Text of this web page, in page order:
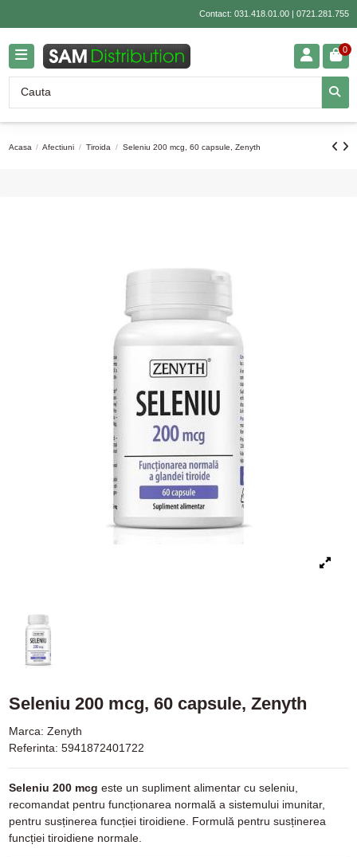
Contact: 031.418.01.00| 0721.281.755
0
Acasa Afectiuni Tiroida Seleniu 200 mcg, 60 capsule, Zenyth
Seleniu 200 mcg, 60 capsule, Zenyth
Marca: Zenyth
Referinta: 5941872401722
Seleniu 200 mcg este un supliment alimentar cu seleniu,
recomandat pentru funcționarea normală a sistemului imunitar,
pentru susținerea funcției tiroidiene. Formulă pentru susținerea
funcției tiroidiene normale.